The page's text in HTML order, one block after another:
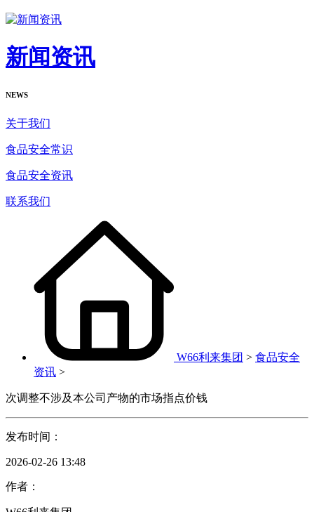
新闻资讯
NEWS
关于我们
食品安全常识
食品安全资讯
联系我们
W66利来集团 > 食品安全
资讯 >
次调整不涉及本公司产物的市场指点价钱
发布时间：
2026-02-26 13:48
作者：